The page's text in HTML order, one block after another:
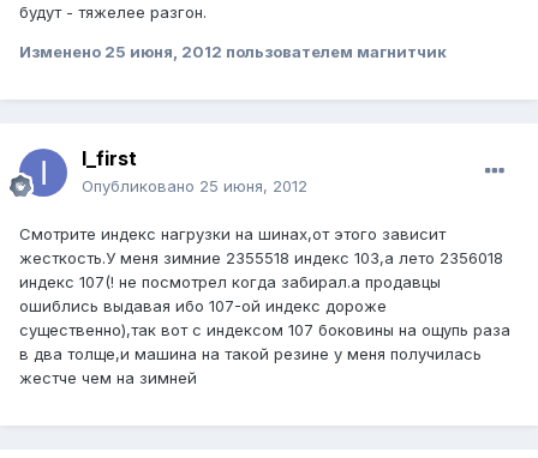
будут - тяжелее разгон.
Изменено 25 июня, 2012 пользователем магнитчик
I_first
Опубликовано 25 июня, 2012
Смотрите индекс нагрузки на шинах,от этого зависит
жесткость.У меня зимние 2355518 индекс 103,а лето 2356018
индекс 107(! не посмотрел когда забирал.а продавцы
ошиблись выдавая ибо 107-ой индекс дороже
существенно),так вот с индексом 107 боковины на ощупь раза
в два толще,и машина на такой резине у меня получилась
жестче чем на зимней